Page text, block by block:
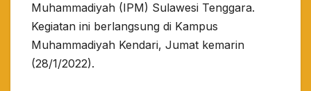
Muhammadiyah (IPM) Sulawesi Tenggara.
Kegiatan ini berlangsung di Kampus
Muhammadiyah Kendari, Jumat kemarin
(28/1/2022).